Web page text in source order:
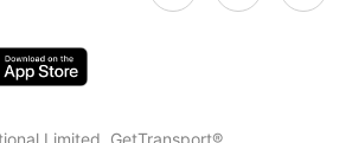
Limited. GetTransport®